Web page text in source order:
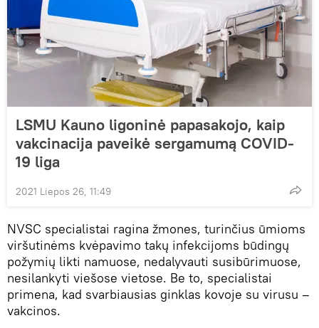
LSMU Kauno ligoninė papasakojo, kaip
vakcinacija paveikė sergamumą COVID-
19 liga
2021 Liepos 26, 11:49
NVSC specialistai ragina žmones, turinčius ūmioms
viršutinėms kvėpavimo takų infekcijoms būdingų
požymių likti namuose, nedalyvauti susibūrimuose,
nesilankyti viešose vietose. Be to, specialistai
primena, kad svarbiausias ginklas kovoje su virusu –
vakcinos.